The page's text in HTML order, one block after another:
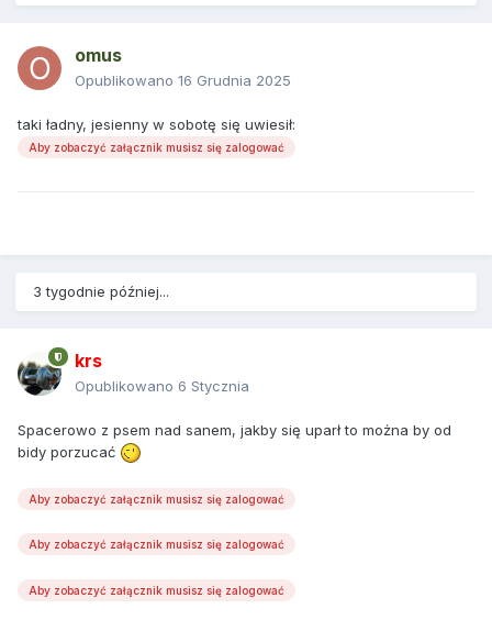
omus
Opublikowano 16 Grudnia 2025
taki ładny, jesienny w sobotę się uwiesił:
Aby zobaczyć załącznik musisz się zalogować
3 tygodnie później...
krs
Opublikowano 6 Stycznia
Spacerowo z psem nad sanem, jakby się uparł to można by od
bidy porzucać
Aby zobaczyć załącznik musisz się zalogować
Aby zobaczyć załącznik musisz się zalogować
Aby zobaczyć załącznik musisz się zalogować